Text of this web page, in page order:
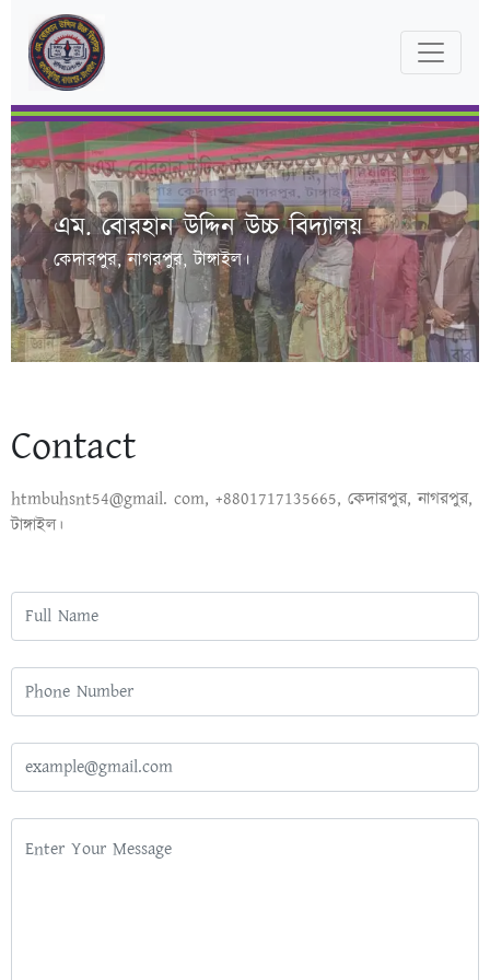
এম. বোরহান উদ্দিন উচ্চ বিদ্যালয়
কেদারপুর, নাগরপুর, টাঙ্গাইল।
Contact
htmbuhsnt54@gmail. com, +8801717135665, কেদারপুর, নাগরপুর,
টাঙ্গাইল।